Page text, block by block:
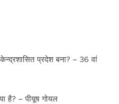
प्रदेश बना? – 36 वां
है? – पीयूष गोयल